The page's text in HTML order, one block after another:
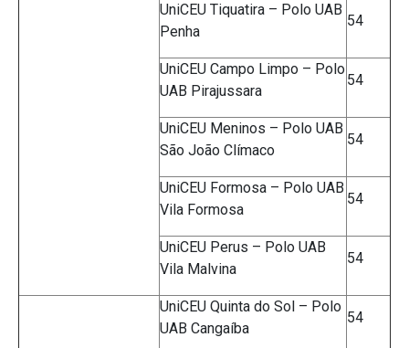
UniCEU Tiquatira – Polo UAB
Penha
54
UniCEU Campo Limpo – Polo
UAB Pirajussara
54
UniCEU Meninos – Polo UAB
São João Clímaco
54
UniCEU Formosa – Polo UAB
Vila Formosa
54
UniCEU Perus – Polo UAB
Vila Malvina
54
UniCEU Quinta do Sol – Polo
UAB Cangaíba
54